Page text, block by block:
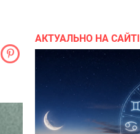
АКТУАЛЬНО НА САЙТІ